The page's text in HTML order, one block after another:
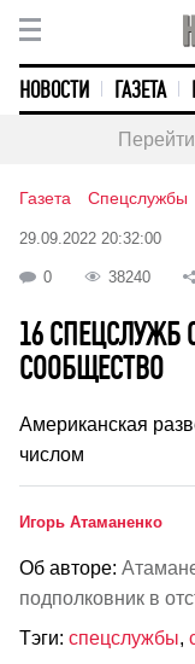
НОВОСТИ ГАЗЕТА
Газета Спецслужбы
29.09.2022 20:32:00
0 38240
16
СООБЩЕСТВО
Американская
числом
Игорь Атаманенко
Об авторе:
подполковник в
Тэги: спецслужбы,